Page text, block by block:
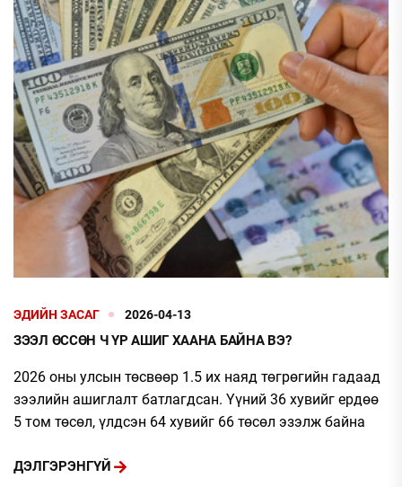
ЭДИЙН ЗАСАГ 2026-04-13
ЗЭЭЛ ӨССӨН Ч ҮР АШИГ ХААНА БАЙНА ВЭ?
2026 оны улсын төсвөөр 1.5 их наяд төгрөгийн гадаад
зээлийн ашиглалт батлагдсан. Үүний 36 хувийг ердөө
5 том төсөл, үлдсэн 64 хувийг 66 төсөл эзэлж байна
ДЭЛГЭРЭНГҮЙ